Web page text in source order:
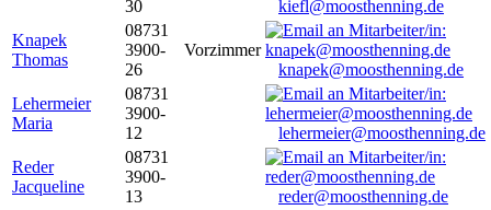
30
kiefl@moosthenning.de
Knapek
Thomas
08731
3900-
26
Vorzimmer
knapek@moosthenning.de
Lehermeier
Maria
08731
3900-
12
lehermeier@moosthenning.de
Reder
Jacqueline
08731
3900-
13
reder@moosthenning.de